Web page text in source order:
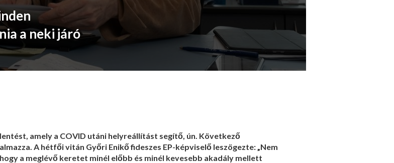
a neki járó
amely a COVID utáni helyreállítást segítő, ún. Következő
A hétfői vitán Győri Enikő fideszes EP-képviselő leszögezte: „Nem
a meglévő keretet minél előbb és minél kevesebb akadály mellett